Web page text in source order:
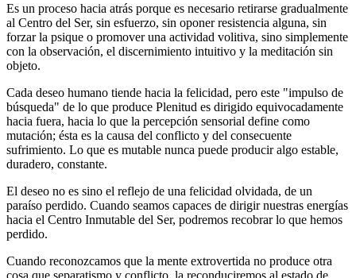
Es un proceso hacia atrás porque es necesario retirarse gradualmente
al Centro del Ser, sin esfuerzo, sin oponer resistencia alguna, sin
forzar la psique o promover una actividad volitiva, sino simplemente
con la observación, el discernimiento intuitivo y la meditación sin
objeto.
Cada deseo humano tiende hacia la felicidad, pero este "impulso de
búsqueda" de lo que produce Plenitud es dirigido equivocadamente
hacia fuera, hacia lo que la percepción sensorial define como
mutación; ésta es la causa del conflicto y del consecuente
sufrimiento. Lo que es mutable nunca puede producir algo estable,
duradero, constante.
El deseo no es sino el reflejo de una felicidad olvidada, de un
paraíso perdido. Cuando seamos capaces de dirigir nuestras energías
hacia el Centro Inmutable del Ser, podremos recobrar lo que hemos
perdido.
Cuando reconozcamos que la mente extrovertida no produce otra
cosa que separatismo y conflicto, la reconduciremos al estado de